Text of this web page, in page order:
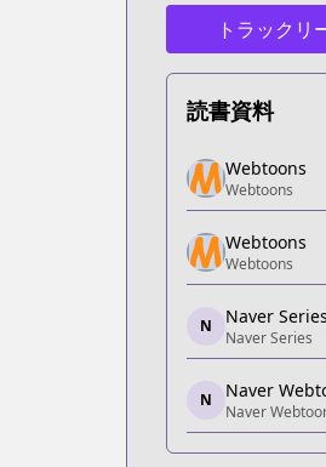
トラックリ
読書資料
Webtoons
Webtoons
https://
Webtoons
Webtoons
https://
Naver Series
Naver Series
https://
Naver
Naver
Webtoons
Webtoons
Webtoons
Webtoons
N Naver Series
Naver Series
N Naver
Naver